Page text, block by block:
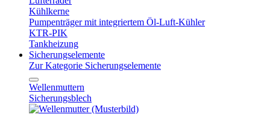
Kühlkerne
Pumpenträger mit integriertem Öl-Luft-Kühler
KTR-PIK
Tankheizung
Sicherungselemente
Zur Kategorie Sicherungselemente
Wellenmuttern
Sicherungsblech